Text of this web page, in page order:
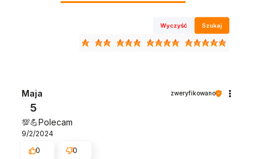
Wyczyść Szukaj
Maja zweryfikowano
5
💯💪Polecam
9/2/2024
0
0